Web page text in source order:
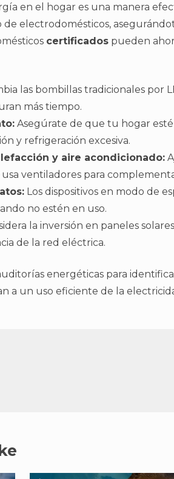
en el hogar es una manera
de electrodomésticos,
certificados pueden
las bombillas tradicionales por
más tiempo.
Asegúrate de que tu hogar
y refrigeración excesiva.
y aire acondicionado:
ventiladores para
Los dispositivos en modo de
no estén en uso.
la inversión en paneles
de la red eléctrica.
energéticas para
a un uso eficiente de la